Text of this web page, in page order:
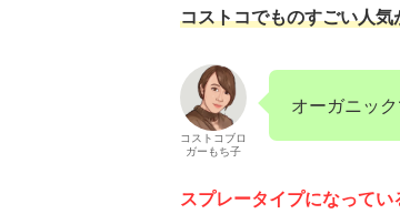
コストコでものすごい人
コストコブロ
ガーもち子
オーガニッ
スプレータイプになってい